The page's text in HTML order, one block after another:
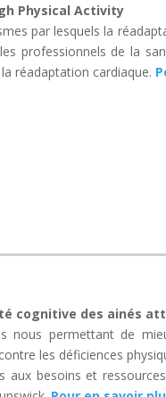
Physical Activity
par lesquels la
professionnels de la
réadaptation cardiaque.
cognitive des ainés
nous permettant de
les déficiences
aux besoins et